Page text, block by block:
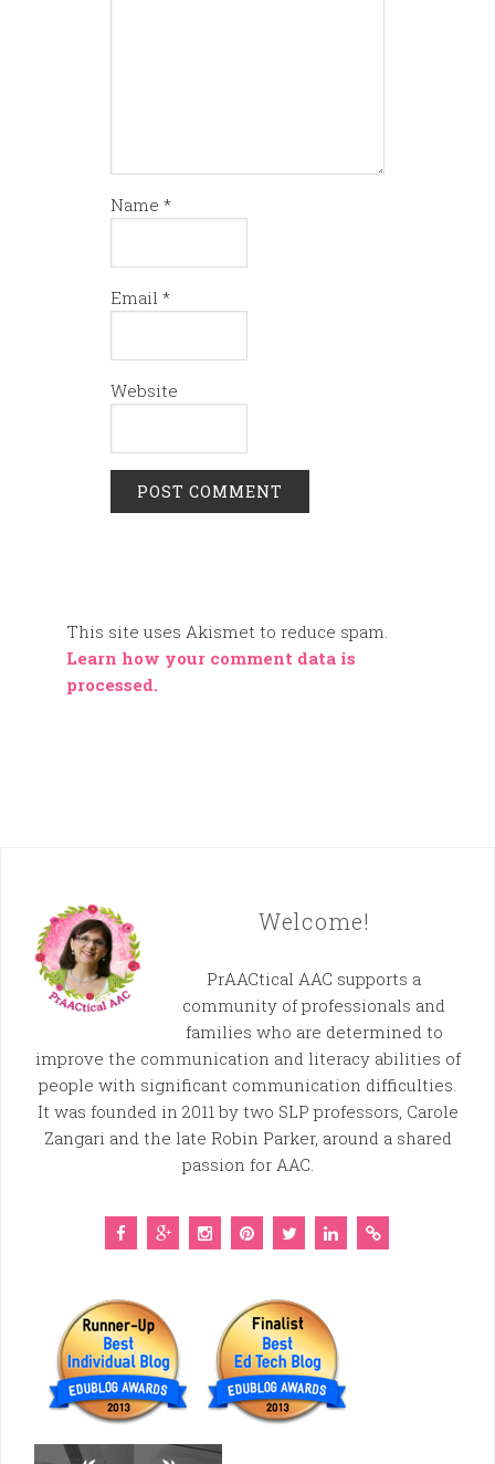
Name *
Email *
Website
This site uses Akismet to reduce spam.
Learn how your comment data is
processed.
Welcome!
PrAACtical AAC supports a
community of professionals and
families who are determined to
improve the communication and literacy abilities of
people with significant communication difficulties.
It was founded in 2011 by two SLP professors, Carole
Zangari and the late Robin Parker, around a shared
passion for AAC.